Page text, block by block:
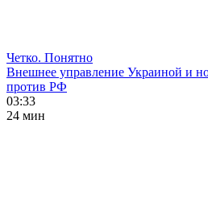
Четко. Понятно
Внешнее управление Украиной и
против РФ
03:33
24 мин